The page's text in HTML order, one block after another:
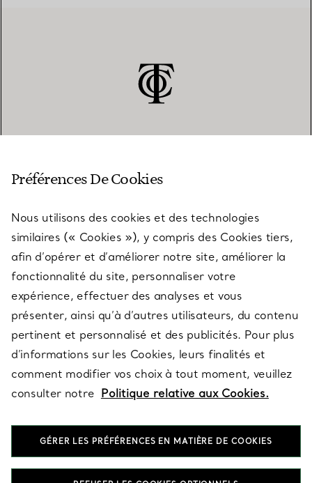
SERVICES
À PROPOS
QUESTIONS LÉGALES
SUIVEZ-NOUS
Préférences De Cookies
Nous utilisons des cookies et des technologies
similaires (« Cookies »), y compris des Cookies tiers,
afin d’opérer et d’améliorer notre site, améliorer la
fonctionnalité du site, personnaliser votre
expérience, effectuer des analyses et vous
présenter, ainsi qu’à d’autres utilisateurs, du contenu
pertinent et personnalisé et des publicités. Pour plus
d’informations sur les Cookies, leurs finalités et
comment modifier vos choix à tout moment, veuillez
consulter notre Politique relative aux Cookies.
GÉRER LES PRÉFÉRENCES EN MATIÈRE DE COOKIES